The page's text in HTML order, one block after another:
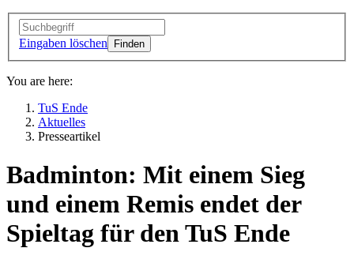
Eingaben löschen
You are here:
TuS Ende
Aktuelles
Presseartikel
Badminton: Mit einem Sieg
und einem Remis endet der
Spieltag für den TuS Ende